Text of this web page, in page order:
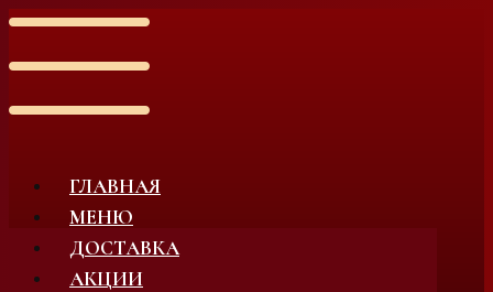
ГЛАВНАЯ
МЕНЮ
ДОСТАВКА
АКЦИИ